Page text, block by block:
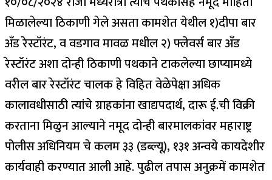
मिळालेल्या ठिकाणी गेले असता कामशेत येथील १)दीपा बार
अँड रेस्टॉरंट, व वडगाव मावळ मधील २) फ्लेवर्स बार अँड
रेस्टॉरंट अशा दोन्ही ठिकाणी पथकाने टाकलेल्या छाप्यामध्ये
वरील बार रेस्टॉरंट चालक हे विहित वेळेपेक्षा अधिक
कालावधीसाठी त्यांचे ग्राहकांना खाद्यपदार्थ, दारू ई.ची विक्री
करताना मिळुन आल्याने नमूद दोन्ही बारमालकांवर महाराष्ट्र
पोलीस अधिनियम चे कलम ३३ (डब्ल्यू), १३१ अन्वये कायदेशीर
कार्यवाही करण्यात आली आहे. पुढील तपास अनुक्रमें कामशेत